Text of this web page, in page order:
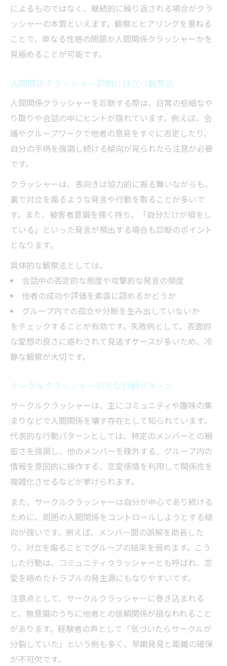
によるものではなく、継続的に繰り返される場合がクラ
ッシャーの本質といえます。観察とヒアリングを重ねる
ことで、単なる性格の問題か人間関係クラッシャーかを
見極めることが可能です。
人間関係クラッシャー診断に役立つ観察法
人間関係クラッシャーを診断する際は、日常の些細なや
り取りや会話の中にヒントが隠れています。例えば、会
議やグループワークで他者の意見をすぐに否定したり、
自分の手柄を強調し続ける傾向が見られたら注意が必要
です。
クラッシャーは、表向きは協力的に振る舞いながらも、
裏で対立を煽るような発言や行動を取ることが多いで
す。また、被害者意識を強く持ち、「自分だけが損をし
ている」といった発言が頻出する場合も診断のポイント
となります。
具体的な観察法としては、
会話中の否定的な態度や攻撃的な発言の頻度
他者の成功や評価を素直に認めるかどうか
グループ内での孤立や分断を生み出していないか
をチェックすることが有効です。失敗例として、表面的
な愛想の良さに惑わされて見逃すケースが多いため、冷
静な観察が大切です。
サークルクラッシャーの主な行動パターン
サークルクラッシャーは、主にコミュニティや趣味の集
まりなどで人間関係を壊す存在として知られています。
代表的な行動パターンとしては、特定のメンバーとの親
密さを強調し、他のメンバーを疎外する、グループ内の
情報を意図的に操作する、恋愛感情を利用して関係性を
複雑化させるなどが挙げられます。
また、サークルクラッシャーは自分が中心であり続ける
ために、周囲の人間関係をコントロールしようとする傾
向が強いです。例えば、メンバー間の誤解を助長した
り、対立を煽ることでグループの結束を弱めます。こう
した行動は、コミュニティクラッシャーとも呼ばれ、恋
愛を絡めたトラブルの発生源にもなりやすいです。
注意点として、サークルクラッシャーに巻き込まれる
と、無意識のうちに他者との信頼関係が損なわれること
があります。経験者の声として「気づいたらサークルが
分裂していた」という例も多く、早期発見と距離の確保
が不可欠です。